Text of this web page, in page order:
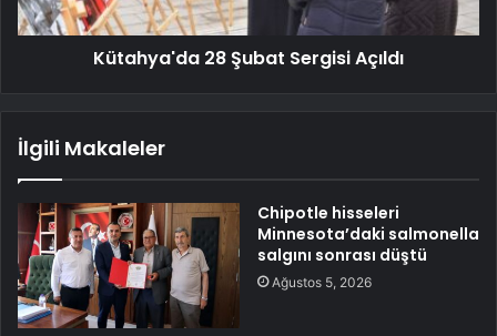
Kütahya'da 28 Şubat Sergisi Açıldı
İlgili Makaleler
Chipotle hisseleri
Minnesota’daki salmonella
salgını sonrası düştü
Ağustos 5, 2026